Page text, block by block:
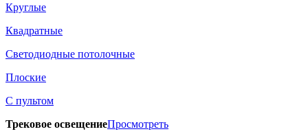
Круглые
Квадратные
Светодиодные потолочные
Плоские
С пультом
Трековое освещениеПросмотреть